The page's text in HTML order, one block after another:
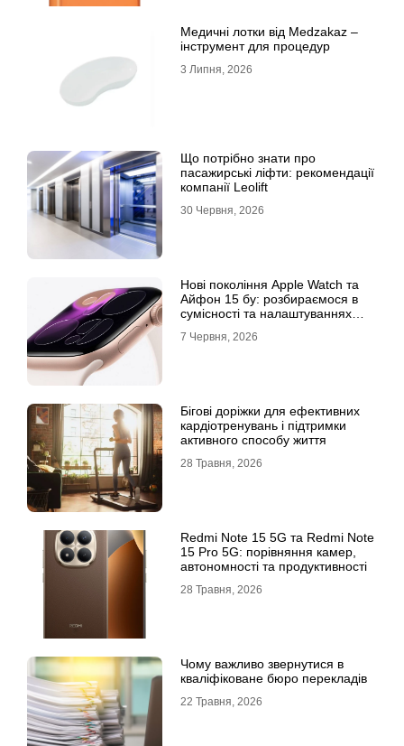
Медичні лотки від Medzakaz –
інструмент для процедур
3 Липня, 2026
Що потрібно знати про
пасажирські ліфти: рекомендації
компанії Leolift
30 Червня, 2026
Нові покоління Apple Watch та
Айфон 15 бу: розбираємося в
сумісності та налаштуваннях
7 Червня, 2026
Бігові доріжки для ефективних
кардіотренувань і підтримки
активного способу життя
28 Травня, 2026
Redmi Note 15 5G та Redmi Note
15 Pro 5G: порівняння камер,
автономності та продуктивності
28 Травня, 2026
Чому важливо звернутися в
кваліфіковане бюро перекладів
22 Травня, 2026